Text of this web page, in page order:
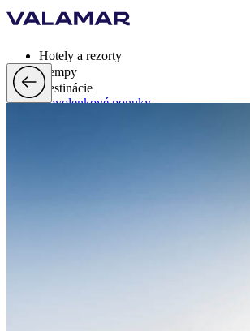
Hotely a rezorty
Kempy
Destinácie
Dovolenkové ponuky